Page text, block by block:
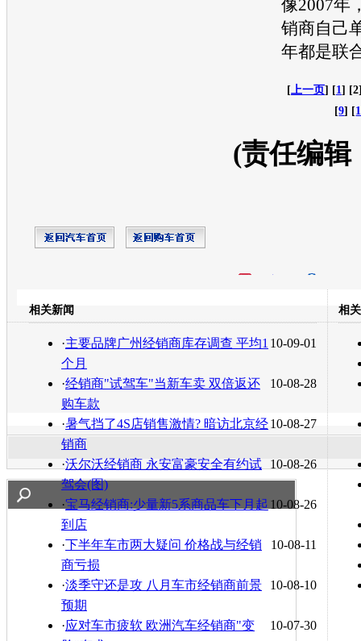
像2007年
销商自己
年都是联
[ 上一页] [1 ]
[9] [
(责任编辑
转发至：
相关新闻
10-09-01
·主要品牌广州经销商库存调查 平均1
个月
10-08-28
·经销商"试驾车"当新车卖 双倍返还
购车款
10-08-27
·暑气挡了4S店销售激情? 暗访北京经
销商
10-08-26
·沃尔沃经销商 永安富豪安全有约试
驾会(图)
10-08-26
·宝马经销商:少量新5系商品车下月起
到店
10-08-11
·下半年车市两大疑问 价格战与经销
商亏损
10-08-10
·淡季守还是攻 八月车市经销商前景
预期
10-07-30
·应对车市疲软 欧洲汽车经销商"变
相